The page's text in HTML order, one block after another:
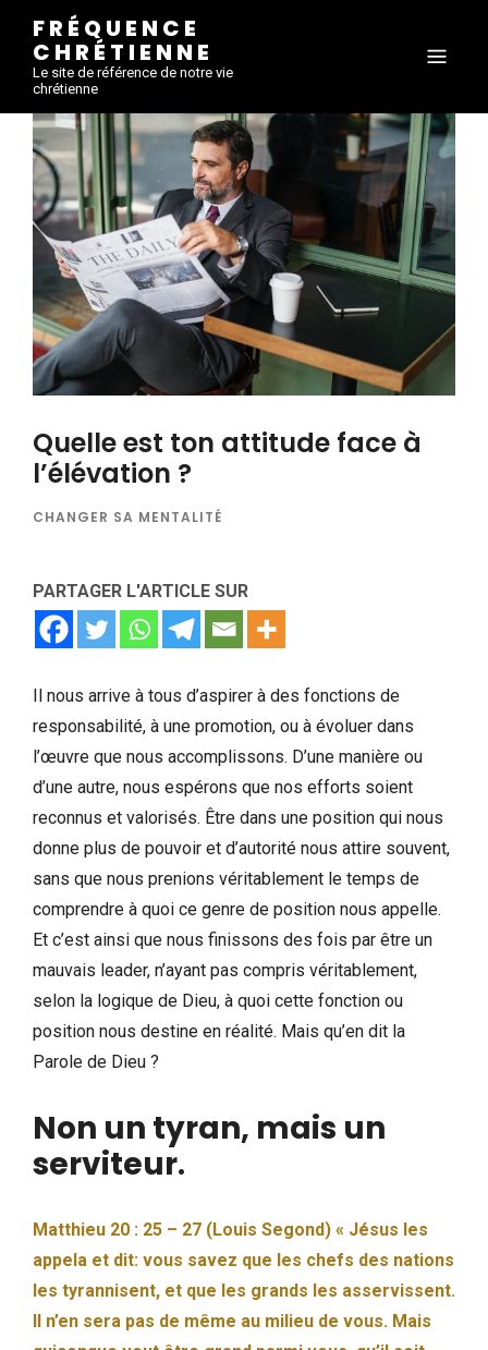
FRÉQUENCE
CHRÉTIENNE
Le site de référence de notre vie
chrétienne
Quelle est ton attitude face à
l’élévation ?
CHANGER SA MENTALITÉ
PARTAGER L'ARTICLE SUR
Il nous arrive à tous d’aspirer à des fonctions de
responsabilité, à une promotion, ou à évoluer dans
l’œuvre que nous accomplissons. D’une manière ou
d’une autre, nous espérons que nos efforts soient
reconnus et valorisés. Être dans une position qui nous
donne plus de pouvoir et d’autorité nous attire souvent,
sans que nous prenions véritablement le temps de
comprendre à quoi ce genre de position nous appelle.
Et c’est ainsi que nous finissons des fois par être un
mauvais leader, n’ayant pas compris véritablement,
selon la logique de Dieu, à quoi cette fonction ou
position nous destine en réalité. Mais qu’en dit la
Parole de Dieu ?
Non un tyran, mais un
serviteur.
Matthieu 20 : 25 – 27 (Louis Segond) « Jésus les
appela et dit: vous savez que les chefs des nations
les tyrannisent, et que les grands les asservissent.
Il n’en sera pas de même au milieu de vous. Mais